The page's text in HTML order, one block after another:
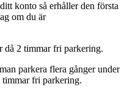
konto så erhåller den första
om du är
då 2 timmar fri parkering.
parkera flera gånger under
timmar fri parkering.